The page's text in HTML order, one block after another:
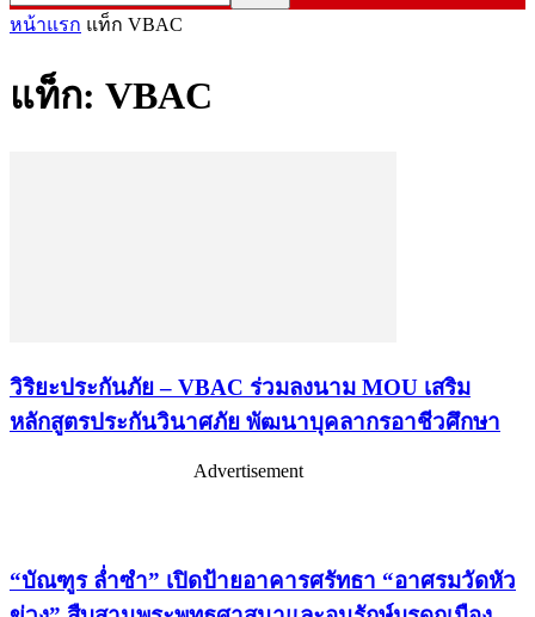
หน้าแรก แท็ก VBAC
แท็ก: VBAC
วิริยะประกันภัย – VBAC ร่วมลงนาม MOU เสริม
หลักสูตรประกันวินาศภัย พัฒนาบุคลากรอาชีวศึกษา
Advertisement
“บัณฑูร ล่ำซำ” เปิดป้ายอาคารศรัทธา “อาศรมวัดหัว